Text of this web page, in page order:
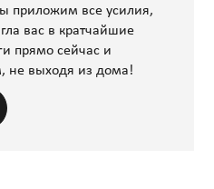
приложим все усилия,
вас в кратчайшие
прямо сейчас и
не выходя из дома!